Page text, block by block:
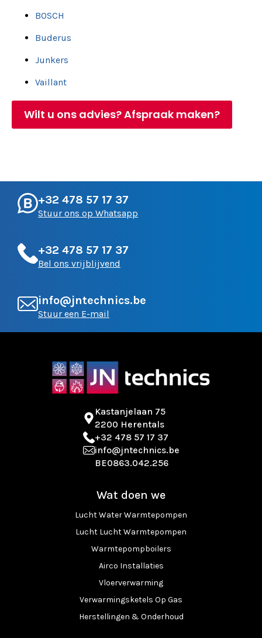
BOSCH
Buderus
Junkers
Vaillant
Wilt u ons advies? Afspraak maken?
+32 478 57 17 37
Stuur ons op Whatsapp
+32 478 57 17 37
Bel ons vrijblijvend
info@jntechnics.be
Stuur een E-mail
Kastanjelaan 75
2200 Herentals
+32 478 57 17 37
info@jntechnics.be
BE0863.042.256
Wat doen we
Lucht Water Warmtepompen
Lucht Lucht Warmtepompen
Warmtepompboilers
Airco Installaties
Vloerverwarming
Verwarmingsketels Op Gas
Herstellingen & Onderhoud